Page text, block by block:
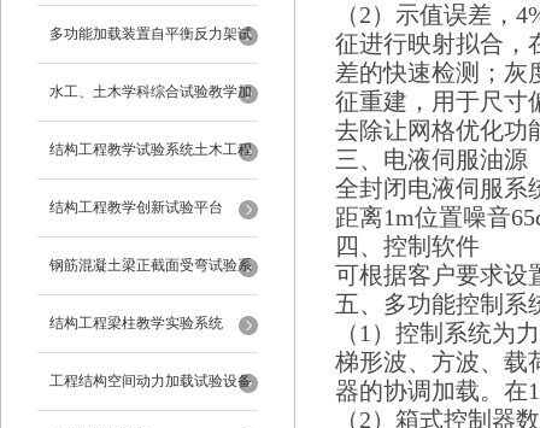
多功能加载装置自平衡反力架试
验系统
水工、土木学科综合试验教学加
载系统
结构工程教学试验系统土木工程
试验设备
结构工程教学创新试验平台
钢筋混凝土梁正截面受弯试验系
统
结构工程梁柱教学实验系统
工程结构空间动力加载试验设备
（2）示值误差，
征进行映射拟合，
差的快速检测；灰
征重建，用于尺寸
去除让网格优化功
三、电液伺服油源
全封闭电液伺服系
距离1m位置噪音
四、控制软件
可根据客户要求设
五、多功能控制系
（1）控制系统为
梯形波、方波、载
器的协调加载。在
（2）箱式控制器